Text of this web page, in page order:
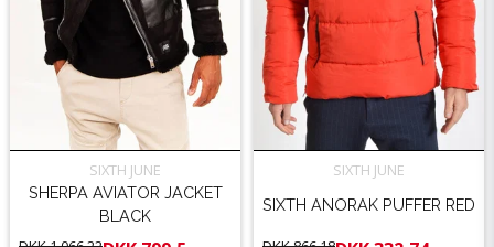
SIXTH JUNE
SHERPA AVIATOR JACKET
BLACK
SIXTH JUNE
SIXTH ANORAK PUFFER RED